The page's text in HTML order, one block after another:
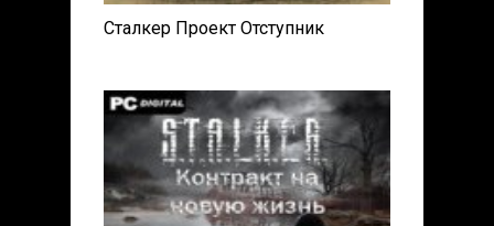
Сталкер Проект Отступник